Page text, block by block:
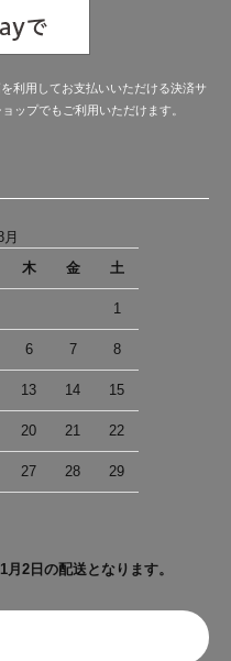
利用してお支払いいただける決済サ
ップでもご利用いただけます。
木 金 土
1
6 7 8
13 14 15
20 21 22
27 28 29
2日の配送となります。